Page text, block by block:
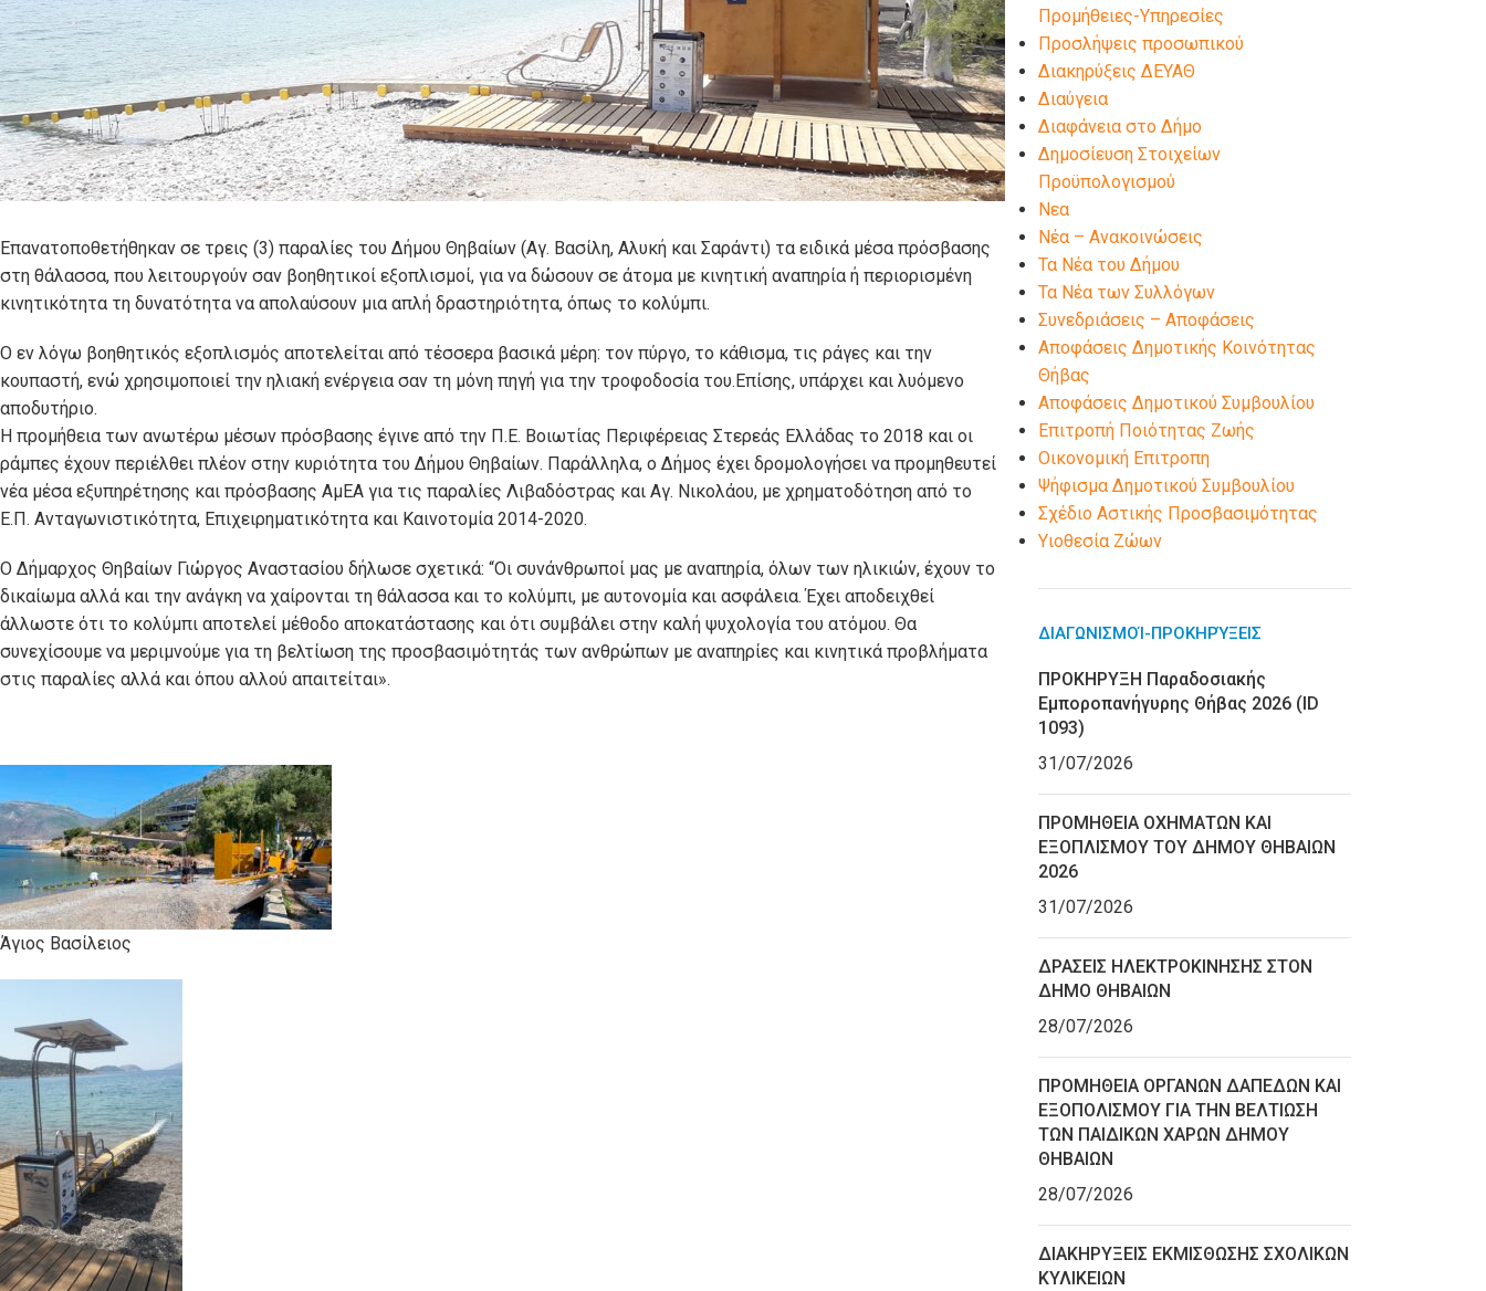
Επανατοποθετήθηκαν σε τρεις (3) παραλίες του Δήμου Θηβαίων (Αγ. Βασίλη, Αλυκή και Σαράντι) τα ειδικά μέσα πρόσβασης
στη θάλασσα, που λειτουργούν σαν βοηθητικοί εξοπλισμοί, για να δώσουν σε άτομα με κινητική αναπηρία ή περιορισμένη
κινητικότητα τη δυνατότητα να απολαύσουν μια απλή δραστηριότητα, όπως το κολύμπι.
Ο εν λόγω βοηθητικός εξοπλισμός αποτελείται από τέσσερα βασικά μέρη: τον πύργο, το κάθισμα, τις ράγες και την
κουπαστή, ενώ χρησιμοποιεί την ηλιακή ενέργεια σαν τη μόνη πηγή για την τροφοδοσία του.Επίσης, υπάρχει και λυόμενο
αποδυτήριο.
Η προμήθεια των ανωτέρω μέσων πρόσβασης έγινε από την Π.Ε. Βοιωτίας Περιφέρειας Στερεάς Ελλάδας το 2018 και οι
ράμπες έχουν περιέλθει πλέον στην κυριότητα του Δήμου Θηβαίων. Παράλληλα, ο Δήμος έχει δρομολογήσει να προμηθευτεί
νέα μέσα εξυπηρέτησης και πρόσβασης ΑμΕΑ για τις παραλίες Λιβαδόστρας και Αγ. Νικολάου, με χρηματοδότηση από το
Ε.Π. Ανταγωνιστικότητα, Επιχειρηματικότητα και Καινοτομία 2014-2020.
O Δήμαρχος Θηβαίων Γιώργος Αναστασίου δήλωσε σχετικά: “Oι συνάνθρωποί μας με αναπηρία, όλων των ηλικιών, έχουν το
δικαίωμα αλλά και την ανάγκη να χαίρονται τη θάλασσα και το κολύμπι, με αυτονομία και ασφάλεια. Έχει αποδειχθεί
άλλωστε ότι το κολύμπι αποτελεί μέθοδο αποκατάστασης και ότι συμβάλει στην καλή ψυχολογία του ατόμου. Θα
συνεχίσουμε να μεριμνούμε για τη βελτίωση της προσβασιμότητάς των ανθρώπων με αναπηρίες και κινητικά προβλήματα
στις παραλίες αλλά και όπου αλλού απαιτείται».
Άγιος Βασίλειος
Προμήθειες-Υπηρεσίες
Προσλήψεις προσωπικού
Διακηρύξεις ΔΕΥΑΘ
Διαύγεια
Διαφάνεια στο Δήμο
Δημοσίευση Στοιχείων
Προϋπολογισμού
Νεα
Νέα – Ανακοινώσεις
Τα Νέα του Δήμου
Τα Νέα των Συλλόγων
Συνεδριάσεις – Αποφάσεις
Αποφάσεις Δημοτικής Κοινότητας
Θήβας
Αποφάσεις Δημοτικού Συμβουλίου
Επιτροπή Ποιότητας Ζωής
Οικονομική Επιτροπη
Ψήφισμα Δημοτικού Συμβουλίου
Σχέδιο Αστικής Προσβασιμότητας
Υιοθεσία Ζώων
ΔΙΑΓΩΝΙΣΜΟΊ-ΠΡΟΚΗΡΎΞΕΙΣ
ΠΡΟΚΗΡΥΞΗ Παραδοσιακής
Εμποροπανήγυρης Θήβας 2026 (ID
1093)
31/07/2026
ΠΡΟΜΗΘΕΙΑ ΟΧΗΜΑΤΩΝ ΚΑΙ
ΕΞΟΠΛΙΣΜΟΥ ΤΟΥ ΔΗΜΟΥ ΘΗΒΑΙΩΝ
2026
31/07/2026
ΔΡΑΣΕΙΣ ΗΛΕΚΤΡΟΚΙΝΗΣΗΣ ΣΤΟΝ
ΔΗΜΟ ΘΗΒΑΙΩΝ
28/07/2026
ΠΡΟΜΗΘΕΙΑ ΟΡΓΑΝΩΝ ΔΑΠΕΔΩΝ ΚΑΙ
ΕΞΟΠΟΛΙΣΜΟΥ ΓΙΑ ΤΗΝ ΒΕΛΤΙΩΣΗ
ΤΩΝ ΠΑΙΔΙΚΩΝ ΧΑΡΩΝ ΔΗΜΟΥ
ΘΗΒΑΙΩΝ
28/07/2026
ΔΙΑΚΗΡΥΞΕΙΣ ΕΚΜΙΣΘΩΣΗΣ ΣΧΟΛΙΚΩΝ
ΚΥΛΙΚΕΙΩΝ